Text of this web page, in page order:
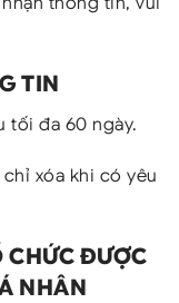
TIN
tối đa 60 ngày.
xóa khi có yêu
CHỨC ĐƯỢC
NHÂN